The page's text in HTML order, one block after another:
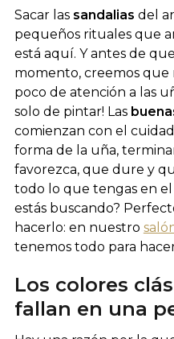
Sacar las sandalias del
pequeños rituales que
está aquí. Y antes de
momento, creemos
poco de atención a las
solo de pintar! Las
comienzan con el
forma de la uña,
favorezca, que dure y
todo lo que tengas en
estás buscando?
hacerlo: en nuestro
tenemos todo para
Los colores
fallan en una